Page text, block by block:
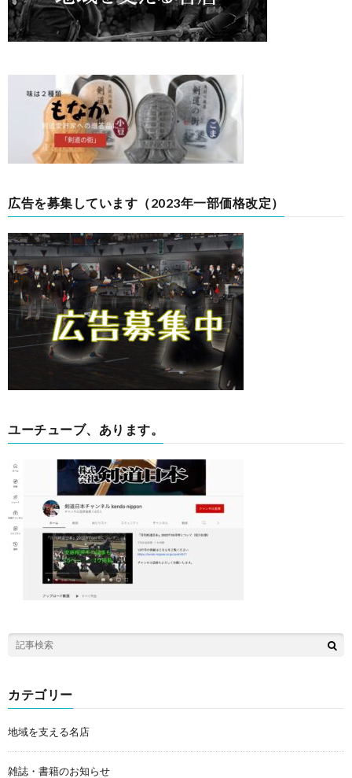
広告を募集しています（2023年一部価格改定）
ユーチューブ、あります。
カテゴリー
地域を支える名店
雑誌・書籍のお知らせ